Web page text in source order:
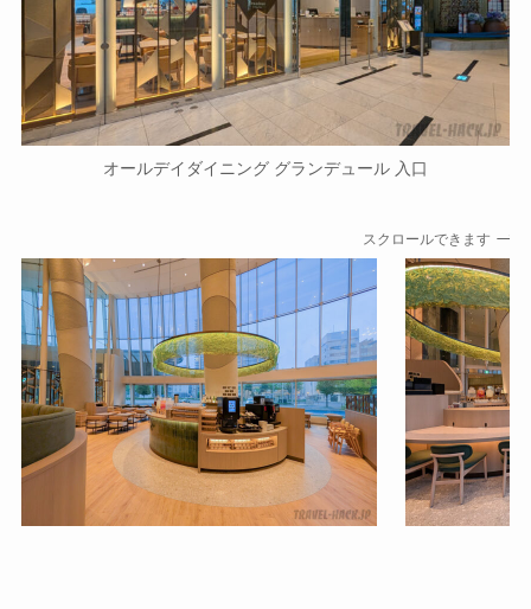
オールデイダイニング グランデュール 入口
スクロールできます